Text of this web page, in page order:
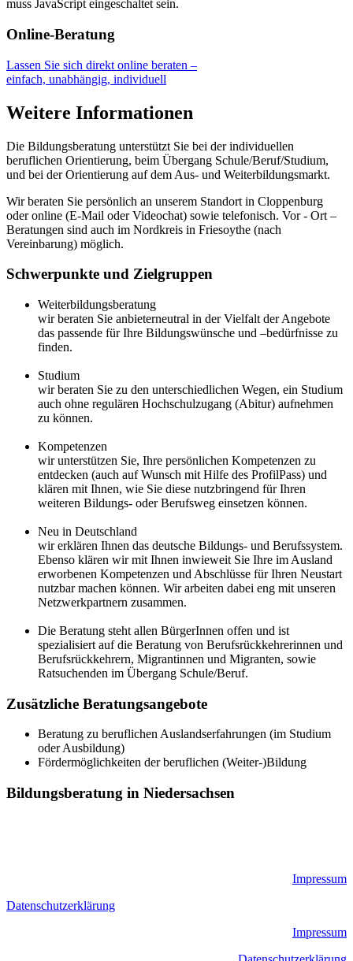
muss JavaScript eingeschaltet sein.
Online-Beratung
Lassen Sie sich direkt online beraten –
einfach, unabhängig, individuell
Weitere Informationen
Die Bildungsberatung unterstützt Sie bei der individuellen
beruflichen Orientierung, beim Übergang Schule/Beruf/Studium,
und bei der Orientierung auf dem Aus- und Weiterbildungsmarkt.
Wir beraten Sie persönlich an unserem Standort in Cloppenburg
oder online (E-Mail oder Videochat) sowie telefonisch. Vor - Ort –
Beratungen sind auch im Nordkreis in Friesoythe (nach
Vereinbarung) möglich.
Schwerpunkte und Zielgruppen
Weiterbildungsberatung
wir beraten Sie anbieterneutral in der Vielfalt der Angebote
das passende für Ihre Bildungswünsche und –bedürfnisse zu
finden.
Studium
wir beraten Sie zu den unterschiedlichen Wegen, ein Studium
auch ohne regulären Hochschulzugang (Abitur) aufnehmen
zu können.
Kompetenzen
wir unterstützen Sie, Ihre persönlichen Kompetenzen zu
entdecken (auch auf Wunsch mit Hilfe des ProfilPass) und
klären mit Ihnen, wie Sie diese nutzbringend für Ihren
weiteren Bildungs- oder Berufsweg einsetzen können.
Neu in Deutschland
wir erklären Ihnen das deutsche Bildungs- und Berufssystem.
Ebenso klären wir mit Ihnen inwieweit Sie Ihre im Ausland
erworbenen Kompetenzen und Abschlüsse für Ihren Neustart
nutzbar machen können. Wir arbeiten dabei eng mit unseren
Netzwerkpartnern zusammen.
Die Beratung steht allen BürgerInnen offen und ist
spezialisiert auf die Beratung von Berufsrückkehrerinnen und
Berufsrückkehrern, Migrantinnen und Migranten, sowie
Ratsuchenden im Übergang Schule/Beruf.
Zusätzliche Beratungsangebote
Beratung zu beruflichen Auslandserfahrungen (im Studium
oder Ausbildung)
Fördermöglichkeiten der beruflichen (Weiter-)Bildung
Bildungsberatung in Niedersachsen
Impressum
Datenschutzerklärung
Impressum